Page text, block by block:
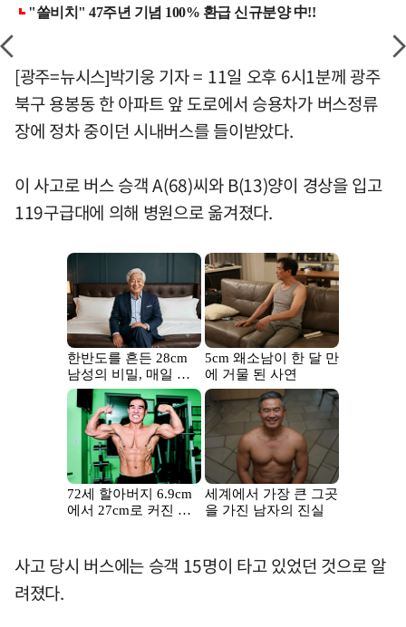
[광주=뉴시스]박기웅 기자 = 11일 오후 6시1분께 광주
북구 용봉동 한 아파트 앞 도로에서 승용차가 버스정류
장에 정차 중이던 시내버스를 들이받았다.
이 사고로 버스 승객 A(68)씨와 B(13)양이 경상을 입고
119구급대에 의해 병원으로 옮겨졌다.
사고 당시 버스에는 승객 15명이 타고 있었던 것으로 알
려졌다.